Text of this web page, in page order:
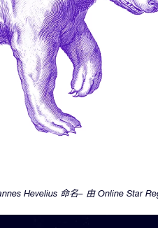
Hevelius 命名– 由 Online Star